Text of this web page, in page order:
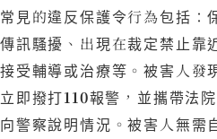
常見的違反保護令行為包括：
傳訊騷擾、出現在裁定禁止靠
接受輔導或治療等。被害人發
立即撥打110報警，並攜帶法
向警察說明情況。被害人無需